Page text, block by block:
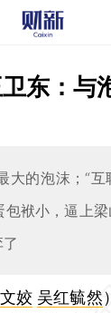
东：与
大的泡沫；“
袱小，逼上
姣 吴红毓然）